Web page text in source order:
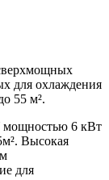
для охлаждения
55 м².
мощностью 6 кВт
Высокая
для